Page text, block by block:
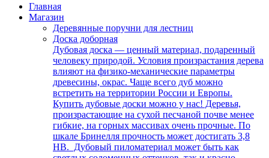
Главная
Магазин
Деревянные поручни для лестниц
Доска доборная
Дубовая доска — ценный материал, подаренный
человеку природой. Условия произрастания дерева
влияют на физико-механические параметры
древесины, окрас. Чаще всего дуб можно
встретить на территории России и Европы.
Купить дубовые доски можно у нас! Деревья,
произрастающие на сухой песчаной почве менее
гибкие, на горных массивах очень прочные. По
шкале Бринелля прочность может достигать 3,8
НВ. Дубовый пиломатериал может быть как